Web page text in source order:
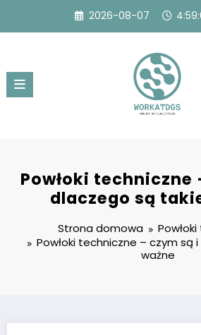
treści
2026-08-07
Powłoki techniczne
dlaczego są
Strona domowa
Powłoki techniczne – czym są
ważne